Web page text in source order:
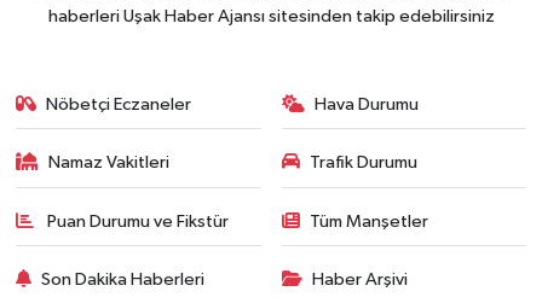
haberleri Uşak Haber Ajansı sitesinden takip edebilirsiniz
Nöbetçi Eczaneler Hava Durumu
Namaz Vakitleri Trafik Durumu
Puan Durumu ve Fikstür Tüm Manşetler
Son Dakika Haberleri Haber Arşivi